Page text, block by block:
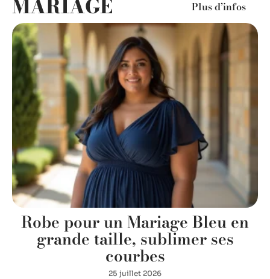
MARIAGE Plus d’infos
Robe pour un Mariage Bleu en
grande taille, sublimer ses
courbes
25 juillet 2026